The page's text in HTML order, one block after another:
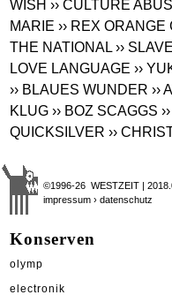
WISH ›› CULTURE
MARIE ›› REX ORANGE
THE NATIONAL ››
LOVE LANGUAGE ››
›› BLAUES WUNDER ››
KLUG ›› BOZ SCAGGS
QUICKSILVER ››
©1996-26 WESTZEIT |
impressum › datenschutz
Konserven
olymp
electronik